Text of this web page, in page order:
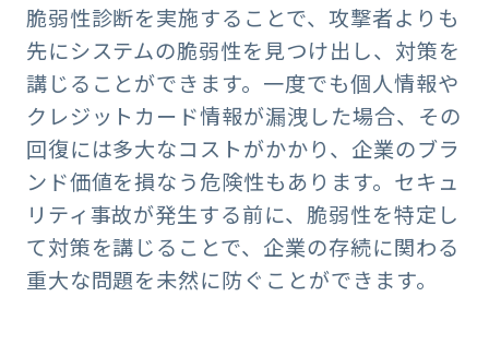
脆弱性診断を実施することで、攻撃者よりも
先にシステムの脆弱性を見つけ出し、対策を
講じることができます。一度でも個人情報や
クレジットカード情報が漏洩した場合、その
回復には多大なコストがかかり、企業のブラ
ンド価値を損なう危険性もあります。セキュ
リティ事故が発生する前に、脆弱性を特定し
て対策を講じることで、企業の存続に関わる
重大な問題を未然に防ぐことができます。